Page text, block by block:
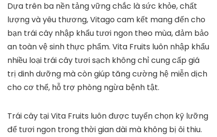
Dựa trên ba nền tảng vững chắc là sức khỏe, chất
lượng và yêu thương, Vitago cam kết mang đến cho
bạn trái cây nhập khẩu tươi ngon theo mùa, đảm bảo
an toàn vệ sinh thực phẩm. Vita Fruits luôn nhập khẩu
nhiều loại trái cây tươi sạch không chỉ cung cấp giá
trị dinh dưỡng mà còn giúp tăng cường hệ miễn dịch
cho cơ thể, hỗ trợ phòng ngừa bệnh tật.
Trái cây tại Vita Fruits luôn được tuyển chọn kỹ lưỡng
để tươi ngon trong thời gian dài mà không bị ôi thiu.